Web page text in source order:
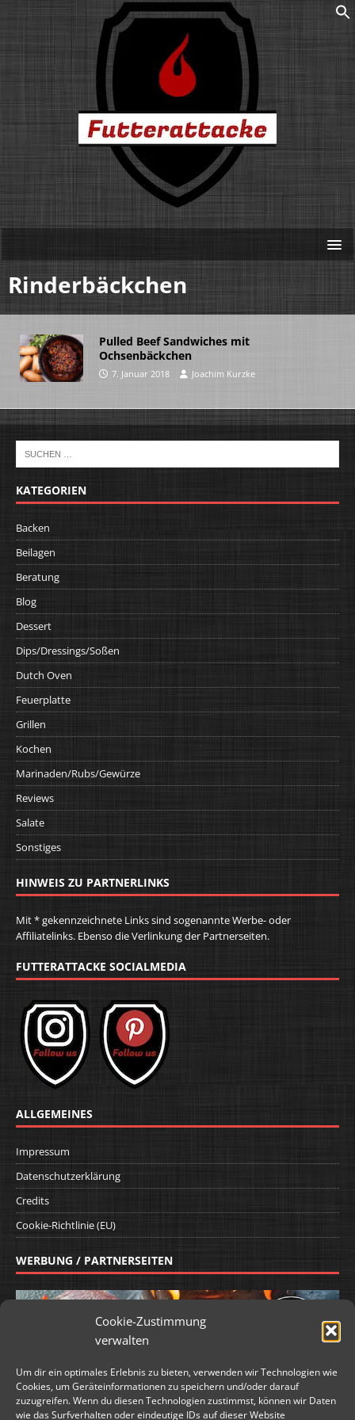
Cookie-Zustimmung
verwalten
Um dir ein optimales Erlebnis zu bieten, verwenden wir Technologien wie
Cookies, um Geräteinformationen zu speichern und/oder darauf
zuzugreifen. Wenn du diesen Technologien zustimmst, können wir Daten
wie das Surfverhalten oder eindeutige IDs auf dieser Website
Rinderbäckchen
Pulled Beef Sandwiches mit
Ochsenbäckchen
7. Januar 2018 Joachim Kurzke
KATEGORIEN
Backen
Beilagen
Beratung
Blog
Dessert
Dips/Dressings/Soßen
Dutch Oven
Feuerplatte
Grillen
Kochen
Marinaden/Rubs/Gewürze
Reviews
Salate
Sonstiges
HINWEIS ZU PARTNERLINKS
Mit * gekennzeichnete Links sind sogenannte Werbe- oder
Affiliatelinks. Ebenso die Verlinkung der Partnerseiten.
FUTTERATTACKE SOCIALMEDIA
ALLGEMEINES
Impressum
Datenschutzerklärung
Credits
Cookie-Richtlinie (EU)
WERBUNG / PARTNERSEITEN